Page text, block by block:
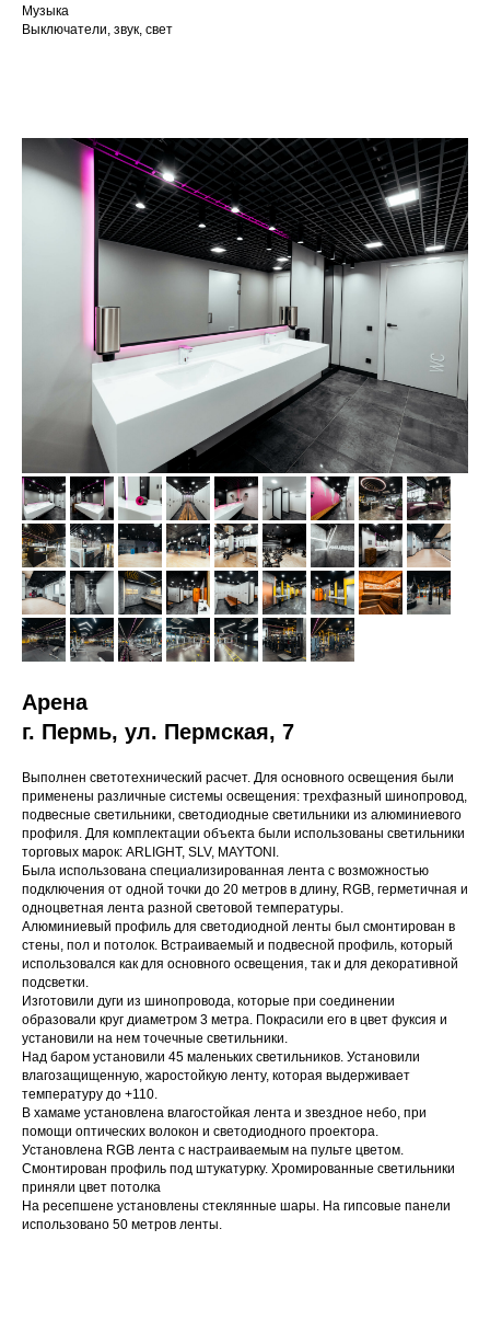
Музыка
Выключатели, звук, свет
Арена
г. Пермь, ул. Пермская, 7
Выполнен светотехнический расчет. Для основного освещения были
применены различные системы освещения: трехфазный шинопровод,
подвесные светильники, светодиодные светильники из алюминиевого
профиля. Для комплектации объекта были использованы светильники
торговых марок: ARLIGHT, SLV, MAYTONI.
Была использована специализированная лента с возможностью
подключения от одной точки до 20 метров в длину, RGB, герметичная и
одноцветная лента разной световой температуры.
Алюминиевый профиль для светодиодной ленты был смонтирован в
стены, пол и потолок. Встраиваемый и подвесной профиль, который
использовался как для основного освещения, так и для декоративной
подсветки.
Изготовили дуги из шинопровода, которые при соединении
образовали круг диаметром 3 метра. Покрасили его в цвет фуксия и
установили на нем точечные светильники.
Над баром установили 45 маленьких светильников. Установили
влагозащищенную, жаростойкую ленту, которая выдерживает
температуру до +110.
В хамаме установлена влагостойкая лента и звездное небо, при
помощи оптических волокон и светодиодного проектора.
Установлена RGB лента с настраиваемым на пульте цветом.
Смонтирован профиль под штукатурку. Хромированные светильники
приняли цвет потолка
На ресепшене установлены стеклянные шары. На гипсовые панели
использовано 50 метров ленты.